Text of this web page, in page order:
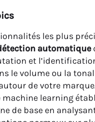
les plus
automatique
et
le volume ou la
de votre
learning
de base en